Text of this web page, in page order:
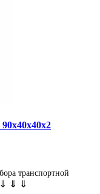
транспортной
⇓ ⇓ ⇓